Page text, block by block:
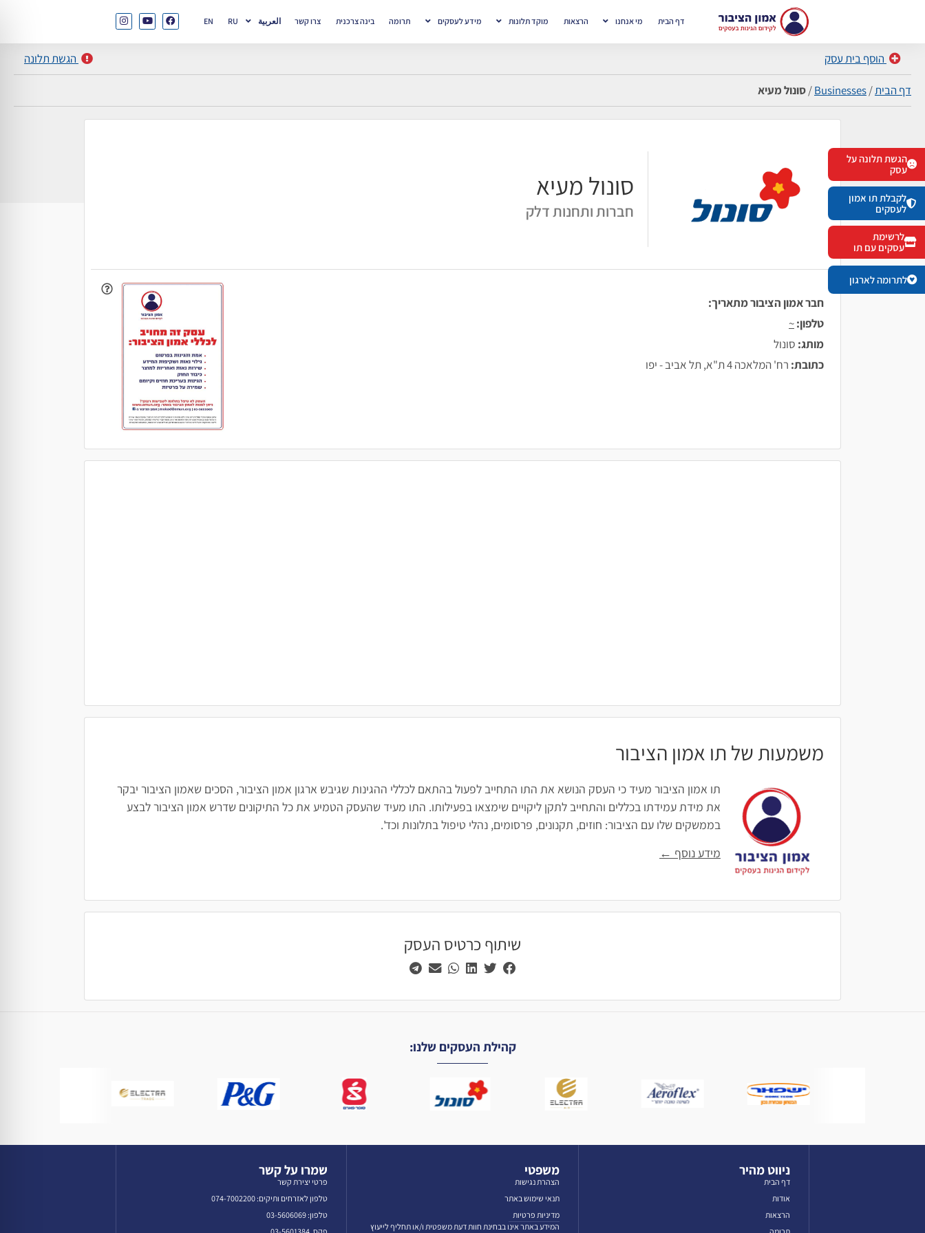
דף הבית מי אנחנו הרצאות מוקד תלונות מידע לעסקים תרומה בינה צרכנית צרו קשר العربية RU
EN
הוסף בית עסק הגשת תלונה
דף הבית/
Businesses
/סונול מעיא
סונול מעיא
חברות ותחנות דלק
חבר אמון הציבור מתאריך:
טלפון:~
מותג: סונול
כתובת: רח' המלאכה 4 ת"א, תל אביב - יפו
משמעות של תו אמון הציבור
תו אמון הציבור מעיד כי העסק הנושא את התו התחייב לפעול בהתאם לכללי ההגינות שגיבש ארגון אמון הציבור, הסכים שאמון הציבור יבקר
את מידת עמידתו בכללים והתחייב לתקן ליקויים שימצאו בפעילותו. התו מעיד שהעסק הטמיע את כל התיקונים שדרש אמון הציבור לבצע
בממשקים שלו עם הציבור: חוזים, תקנונים, פרסומים, נהלי טיפול בתלונות וכד'.
מידע נוסף ←
שיתוף כרטיס העסק
קהילת העסקים שלנו:
ניווט מהיר
דף הבית
אודות
הרצאות
משפטי
הצהרת נגישות
תנאי שימוש באתר
מדיניות פרטיות
המידע באתר אינו בבחינת חוות דעת משפטית ו/או תחליף לייעוץ
שמרו על קשר
פרטי יצירת קשר
טלפון לאזרחים ותיקים: 074-7002200
טלפון: 03-5606069
הגשת תלונה על
עסק
לקבלת תו אמון
לעסקים
לתרומה לארגון
לרשימת
עסקים עם תו